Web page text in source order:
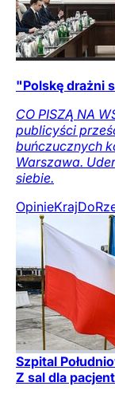
"Polskę drażni
CO PISZĄ NA
publicyści
buńczucznych
Warszawa.
siebie.
OpinieKraj
Szpital
Z sal dla